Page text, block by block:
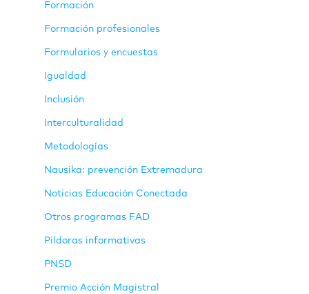
Formación
Formación profesionales
Formularios y encuestas
Igualdad
Inclusión
Interculturalidad
Metodologías
Nausika: prevención Extremadura
Noticias Educación Conectada
Otros programas FAD
Pildoras informativas
PNSD
Premio Acción Magistral